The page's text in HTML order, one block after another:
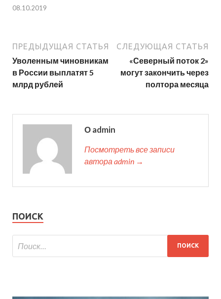
08.10.2019
ПРЕДЫДУЩАЯ СТАТЬЯ
Уволенным чиновникам
в России выплатят 5
млрд рублей
СЛЕДУЮЩАЯ СТАТЬЯ
«Северный поток 2»
могут закончить через
полтора месяца
О admin
Посмотреть все записи
автора admin →
ПОИСК